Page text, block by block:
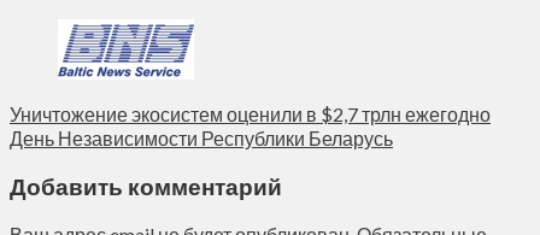
Уничтожение экосистем оценили в $2,7 трлн ежегодно
День Независимости Республики Беларусь
Добавить комментарий